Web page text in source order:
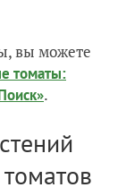
вы можете
томаты:
.